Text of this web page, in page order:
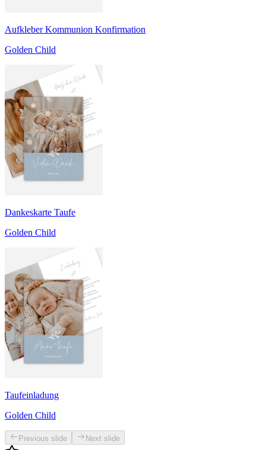
Aufkleber Kommunion Konfirmation
Golden Child
Dankeskarte Taufe
Golden Child
Taufeinladung
Golden Child
Previous slide Next slide